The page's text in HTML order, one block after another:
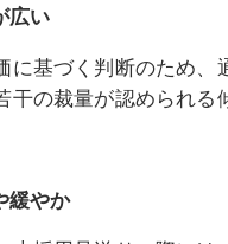
広い
に基づく判断のため、
干の裁量が認められる
緩やか